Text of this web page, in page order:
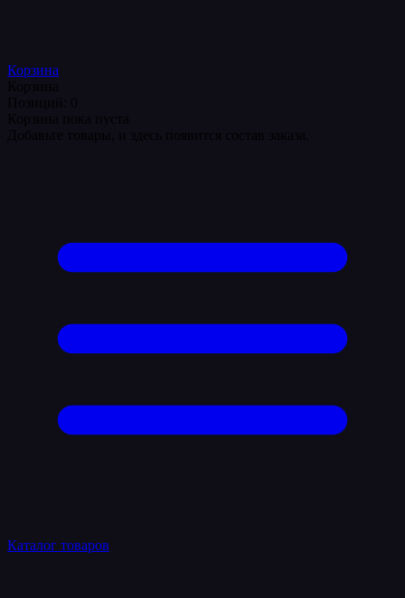
Корзина
Каталог товаров